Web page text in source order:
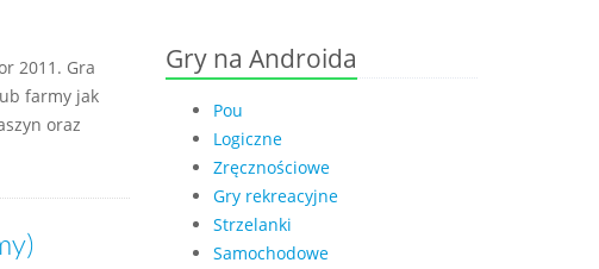
2011. Gra
farmy jak
oraz
Gry na Androida
Pou
Logiczne
Zręcznościowe
Gry rekreacyjne
Strzelanki
Samochodowe